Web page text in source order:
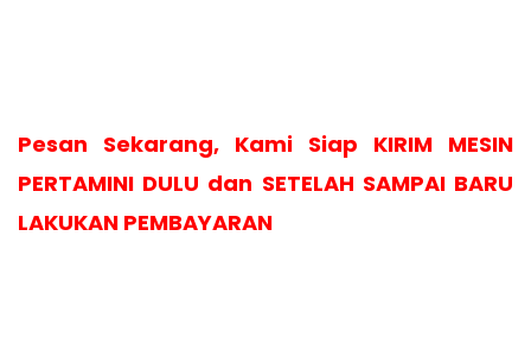
Pesan Sekarang, Kami Siap KIRIM MESIN
PERTAMINI DULU dan SETELAH SAMPAI BARU
LAKUKAN PEMBAYARAN